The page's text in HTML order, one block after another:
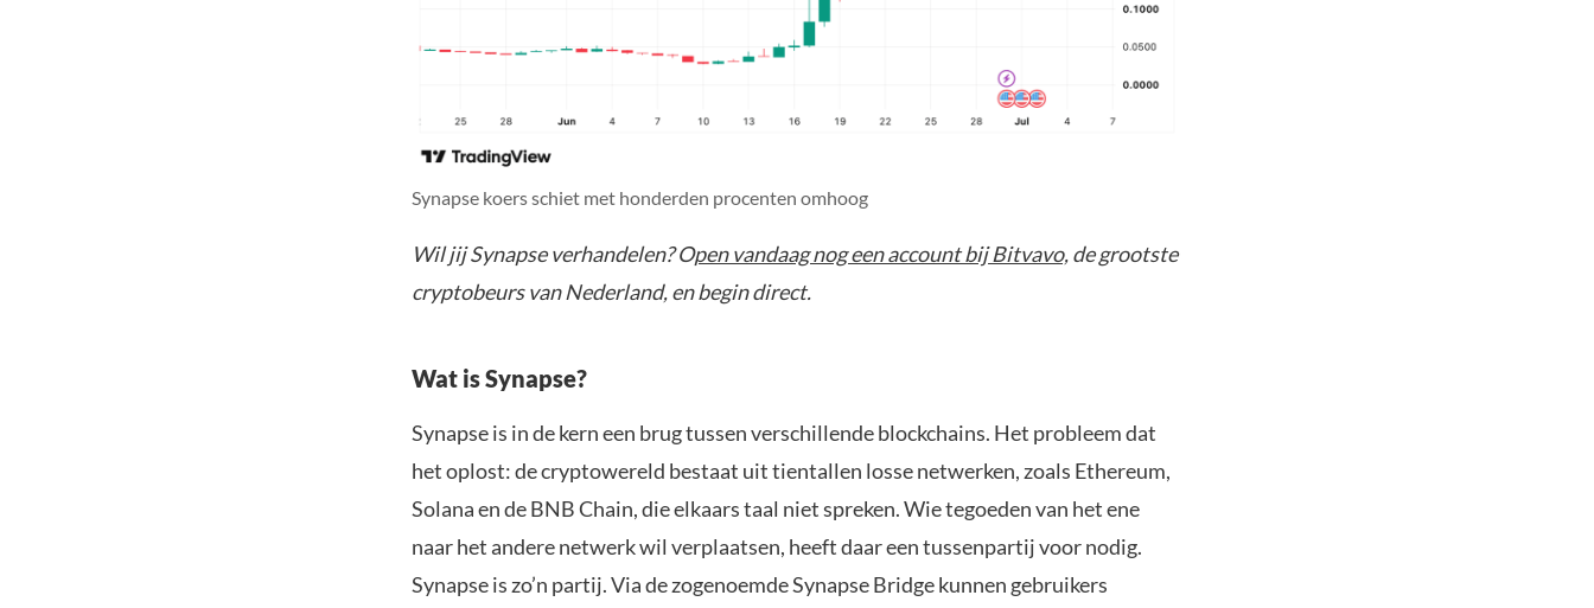
Synapse koers schiet met honderden procenten omhoog
Wil jij Synapse verhandelen? Open vandaag nog een account bij Bitvavo,de grootste
cryptobeurs van Nederland, en begin direct.
Wat is Synapse?
Synapse is in de kern een brug tussen verschillende blockchains. Het probleem dat
het oplost: de cryptowereld bestaat uit tientallen losse netwerken, zoals Ethereum,
Solana en de BNB Chain, die elkaars taal niet spreken. Wie tegoeden van het ene
naar het andere netwerk wil verplaatsen, heeft daar een tussenpartij voor nodig.
Synapse is zo’n partij. Via de zogenoemde Synapse Bridge kunnen gebruikers